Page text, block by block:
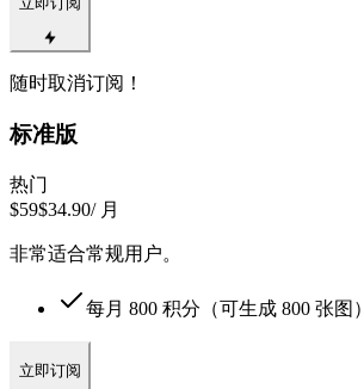
随时取消订阅！
标准版
热门
$59$34.90/ 月
非常适合常规用户。
每月 800 积分（可生成 800 张图）
立即订阅